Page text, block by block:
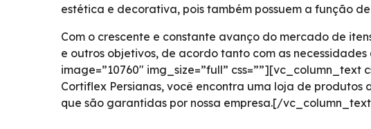
estética e decorativa, pois também possuem a função
Com o crescente e constante avanço do mercado de
e outros objetivos, de acordo tanto com as
image=”10760″ img_size=”full”
Cortiflex Persianas, você encontra uma loja de
que são garantidas por nossa empresa.[/